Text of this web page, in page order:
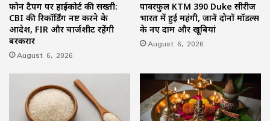
फोन टैपिंग पर हाईकोर्ट की सख्ती:
CBI की रिकॉर्डिंग नष्ट करने के
आदेश, FIR और चार्जशीट रहेंगी
बरकरार
August 6, 2026
पावरफुल KTM 390 Duke सीरीज
भारत में हुई महंगी, जानें दोनों मॉडल्स
के नए दाम और खूबियां
August 6, 2026